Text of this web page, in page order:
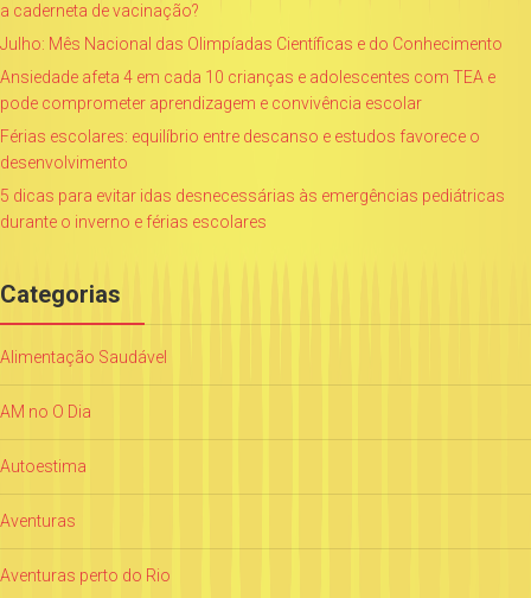
a caderneta de vacinação?
Julho: Mês Nacional das Olimpíadas Científicas e do Conhecimento
Ansiedade afeta 4 em cada 10 crianças e adolescentes com TEA e
pode comprometer aprendizagem e convivência escolar
Férias escolares: equilíbrio entre descanso e estudos favorece o
desenvolvimento
5 dicas para evitar idas desnecessárias às emergências pediátricas
durante o inverno e férias escolares
Categorias
Alimentação Saudável
AM no O Dia
Autoestima
Aventuras
Aventuras perto do Rio